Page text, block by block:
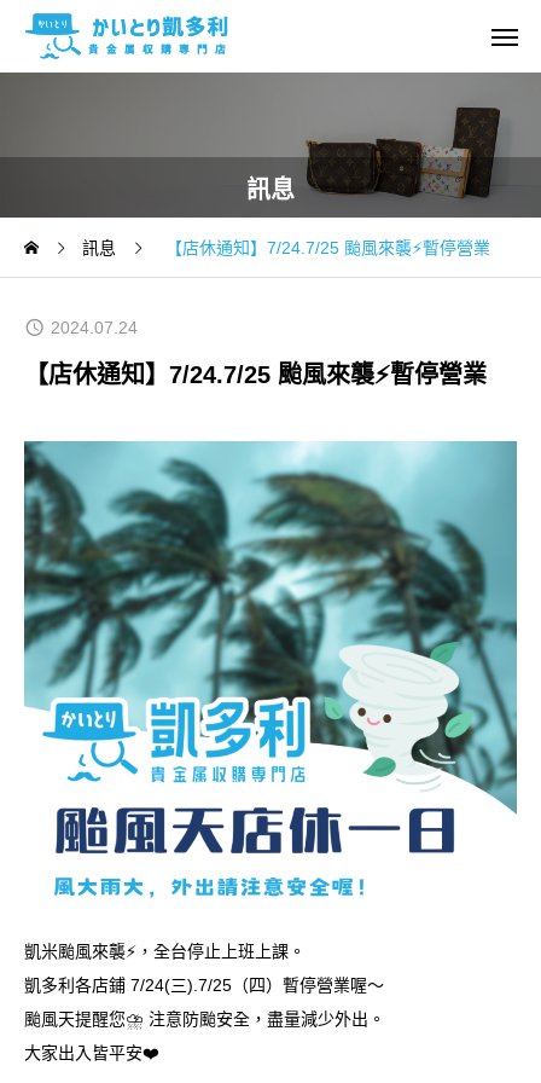
訊息
訊息 【店休通知】7/24.7/25 颱風來襲⚡️暫停營業
2024.07.24
【店休通知】7/24.7/25 颱風來襲⚡️暫停營業
凱米颱風來襲⚡️，全台停止上班上課。
凱多利各店鋪 7/24(三).7/25（四）暫停營業喔～
颱風天提醒您⛈️ 注意防颱安全，盡量減少外出。
大家出入皆平安❤️